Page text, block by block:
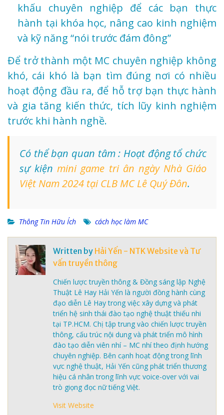
khấu chuyên nghiệp để các bạn thực
hành tại khóa học, nâng cao kinh nghiệm
và kỹ năng “nói trước đám đông”
Để trở thành một MC chuyên nghiệp không
khó, cái khó là bạn tìm đúng nơi có nhiều
hoạt động đầu ra, để hỗ trợ bạn thực hành
và gia tăng kiến thức, tích lũy kinh nghiệm
trước khi hành nghề.
Có thể bạn quan tâm : Hoạt động tổ chức
sự kiệnmini game tri ân ngày Nhà Giáo
Việt Nam 2024 tại CLB MC Lê Quý Đôn.
Thông Tin Hữu Ích cách học làm MC
Written by Hải Yến - NTK Website và Tư
vấn truyền thông
Chiến lược truyền thông & Đồng sáng lập Nghệ
Thuật Lê Hay Hải Yến là người đồng hành cùng
đạo diễn Lê Hay trong việc xây dựng và phát
triển hệ sinh thái đào tạo nghệ thuật thiếu nhi
tại TP.HCM. Chị tập trung vào chiến lược truyền
thông, cấu trúc nội dung và phát triển mô hình
đào tạo diễn viên nhí – MC nhí theo định hướng
chuyên nghiệp. Bên cạnh hoạt động trong lĩnh
vực nghệ thuật, Hải Yến cũng phát triển thương
hiệu cá nhân trong lĩnh vực voice-over với vai
trò giọng đọc nữ tiếng Việt.
Visit Website